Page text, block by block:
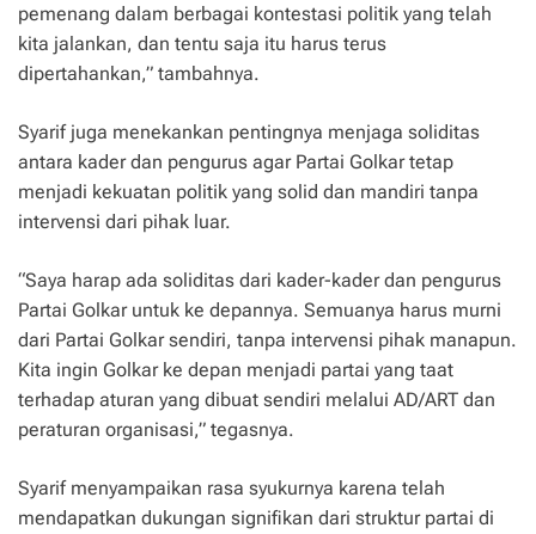
pemenang dalam berbagai kontestasi politik yang telah
kita jalankan, dan tentu saja itu harus terus
dipertahankan,” tambahnya.
Syarif juga menekankan pentingnya menjaga soliditas
antara kader dan pengurus agar Partai Golkar tetap
menjadi kekuatan politik yang solid dan mandiri tanpa
intervensi dari pihak luar.
“Saya harap ada soliditas dari kader-kader dan pengurus
Partai Golkar untuk ke depannya. Semuanya harus murni
dari Partai Golkar sendiri, tanpa intervensi pihak manapun.
Kita ingin Golkar ke depan menjadi partai yang taat
terhadap aturan yang dibuat sendiri melalui AD/ART dan
peraturan organisasi,” tegasnya.
Syarif menyampaikan rasa syukurnya karena telah
mendapatkan dukungan signifikan dari struktur partai di